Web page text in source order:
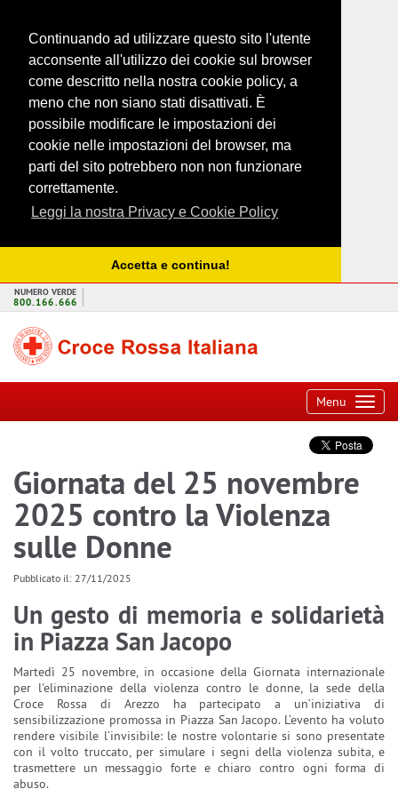
Continuando ad utilizzare questo sito l'utente
acconsente all'utilizzo dei cookie sul browser
come descritto nella nostra cookie policy, a
meno che non siano stati disattivati. È
possibile modificare le impostazioni dei
cookie nelle impostazioni del browser, ma
parti del sito potrebbero non non funzionare
correttamente.
Leggi la nostra Privacy e Cookie Policy
Accetta e continua!
NUMERO VERDE
800.166.666
Menu
Giornata del 25 novembre
2025 contro la Violenza
sulle Donne
Pubblicato il: 27/11/2025
Un gesto di memoria e solidarietà
in Piazza San Jacopo
Martedì 25 novembre, in occasione della Giornata internazionale
per l'eliminazione della violenza contro le donne, la sede della
Croce Rossa di Arezzo ha partecipato a un’iniziativa di
sensibilizzazione promossa in Piazza San Jacopo. L’evento ha voluto
rendere visibile l’invisibile: le nostre volontarie si sono presentate
con il volto truccato, per simulare i segni della violenza subita, e
trasmettere un messaggio forte e chiaro contro ogni forma di
abuso.